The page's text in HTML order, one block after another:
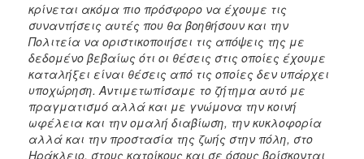
κρίνεται ακόμα πιο πρόσφορο να έχουμε τις
συναντήσεις αυτές που θα βοηθήσουν και την
Πολιτεία να οριστικοποιήσει τις απόψεις της με
δεδομένο βεβαίως ότι οι θέσεις στις οποίες έχουμε
καταλήξει είναι θέσεις από τις οποίες δεν υπάρχει
υποχώρηση. Αντιμετωπίσαμε το ζήτημα αυτό με
πραγματισμό αλλά και με γνώμονα την κοινή
ωφέλεια και την ομαλή διαβίωση, την κυκλοφορία
αλλά και την προστασία της ζωής στην πόλη, στο
Ηράκλειο, στους κατοίκους και σε όσους βρίσκονται